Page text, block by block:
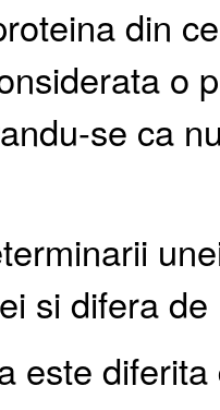
din
o
se ca
si difera
este